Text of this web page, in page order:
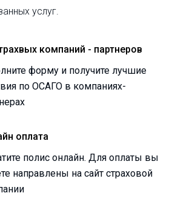
услуг.
компаний - партнеров
форму и получите лучшие
по ОСАГО в компаниях-
оплата
полис онлайн. Для оплаты вы
направлены на сайт страховой